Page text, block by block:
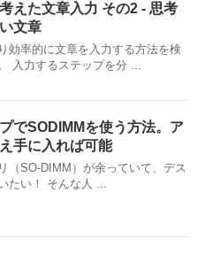
えた文章入力 その2 - 思考
文章
効率的に文章を入力する方法を検
入力するステップを分 ...
でSODIMMを使う方法。ア
手に入れば可能
（SO-DIMM）が余っていて、デス
たい！ そんな人 ...